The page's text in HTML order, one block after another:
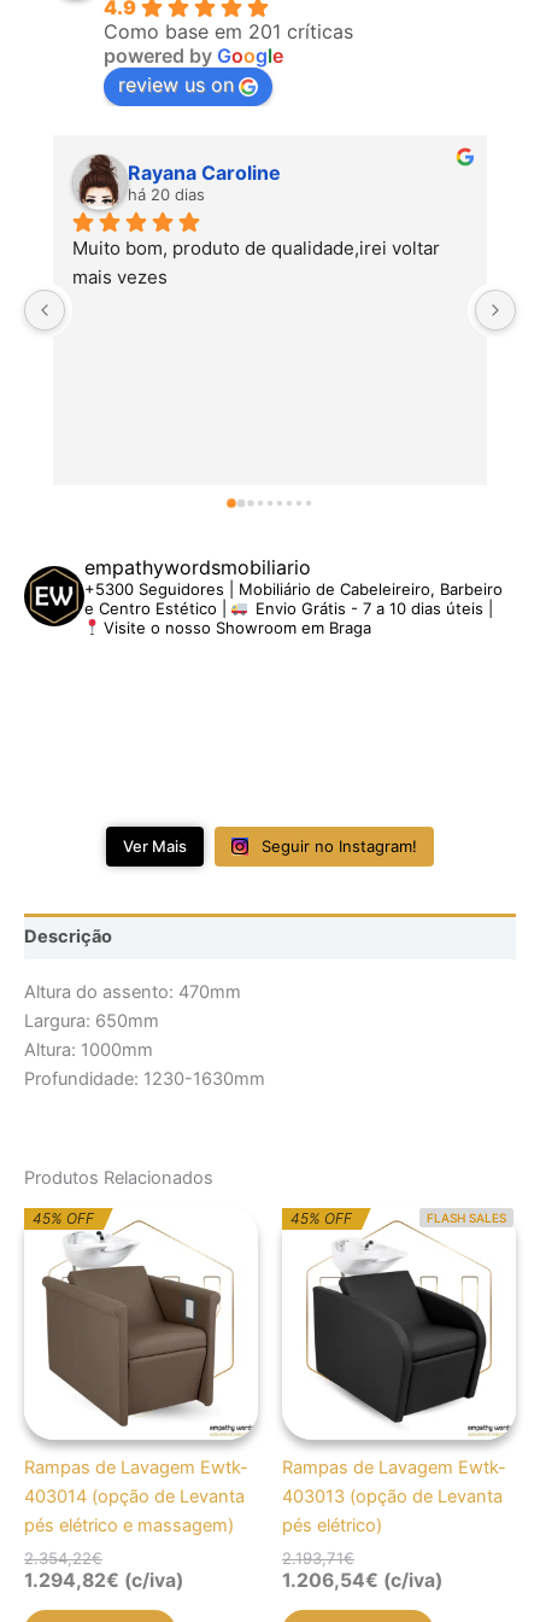
4.9
Como base em 201 críticas
powered by Google
review us on
Rayana Caroline
há 20 dias
Muito bom, produto de qualidade,irei voltar
mais vezes
empathywordsmobiliario
+5300 Seguidores | Mobiliário de Cabeleireiro, Barbeiro
e Centro Estético |
Envio Grátis - 7 a 10 dias úteis |
Visite o nosso Showroom em Braga
Ver Mais Seguir no Instagram!
Descrição
Altura do assento: 470mm
Largura: 650mm
Altura: 1000mm
Profundidade: 1230-1630mm
Produtos Relacionados
45% OFF
Rampas de Lavagem Ewtk-
403014 (opção de Levanta
pés elétrico e massagem)
2.354,22€
O
preço
original
era:
2.354,22€.
O
preço
atual
é:
1.294,82€.
1.294,82€ (c/iva)
FLASH SALES
45% OFF
Rampas de Lavagem Ewtk-
403013 (opção de Levanta
pés elétrico)
2.193,71€
O
preço
original
era:
2.193,71€.
O
preço
atual
é:
1.206,54€.
1.206,54€ (c/iva)